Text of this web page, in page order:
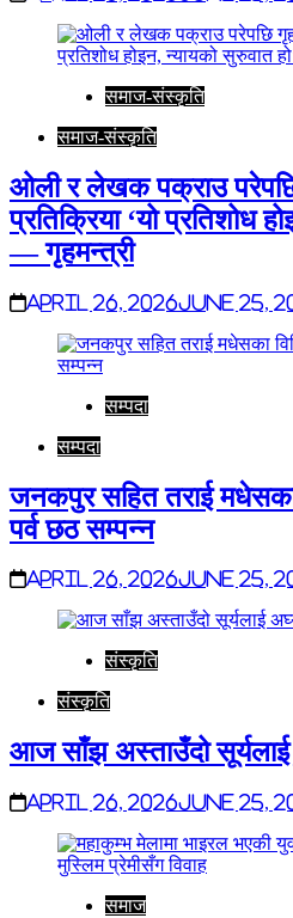
समाज-संस्कृति
समाज-संस्कृति
ओली र लेखक पक्राउ
प्रतिक्रिया ‘यो प्रतिशोध
— गृहमन्त्री
April 26, 2026June 25,
सम्पदा
सम्पदा
जनकपुर सहित तराई
पर्व छठ सम्पन्न
April 26, 2026June 25,
संस्कृति
संस्कृति
आज साँझ अस्ताउँदो सूर्यलाई
April 26, 2026June 25,
समाज